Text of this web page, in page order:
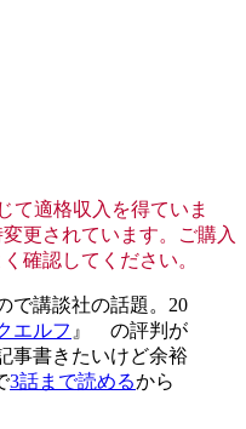
て適格収入を得ていま
更されています。ご購入
確認してください。
で講談社の話題。20
エルフ 』 の評判が
事書きたいけど余裕
3話まで読めるから